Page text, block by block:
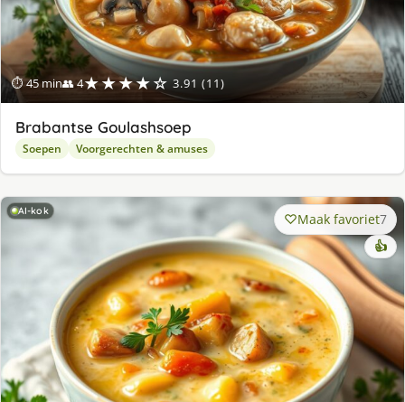
⏱ 45 min👥 4★★★★☆ 3.91 (11)
Brabantse Goulashsoep
Soepen Voorgerechten & amuses
AI-kok Maak favoriet7
👍